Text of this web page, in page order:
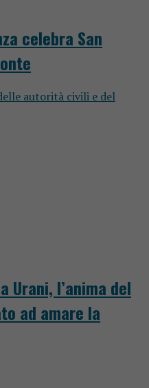
celebra San
autorità civili e del
Urani, l’anima del
ad amare la